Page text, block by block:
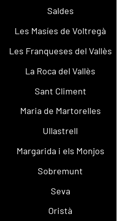
Saldes
Les Masíes de Voltregà
Les Franqueses del Vallès
La Roca del Vallès
Sant Climent
Maria de Martorelles
Ullastrell
Margarida i els Monjos
Sobremunt
Seva
Oristà